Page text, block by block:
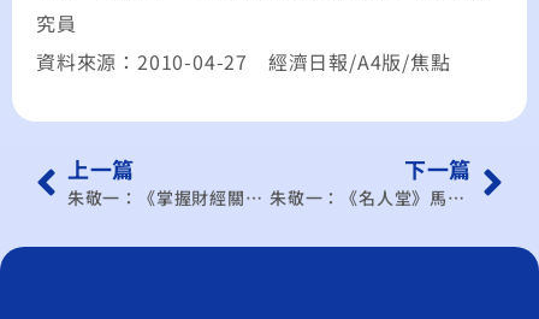
究員
資料來源：2010-04-27 經濟日報/A4版/焦點
上一篇
朱敬一：《掌握財經關鍵》學者都該以薩伊德為標竿
下一篇
朱敬一：《名人堂》馬政府最急迫的兩項財經政策